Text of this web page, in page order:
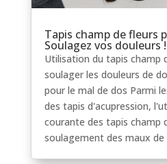
Tapis champ de fleurs
Soulagez vos douleurs !
Utilisation du tapis champ
soulager les douleurs de
pour le mal de dos Parmi
des tapis d'acupression,
courante des tapis champ
soulagement des maux de